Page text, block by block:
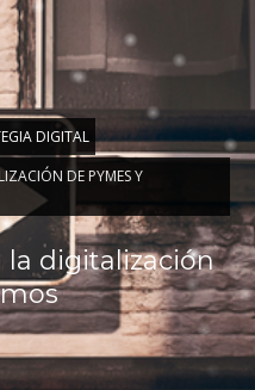
DIGITAL
DE PYMES Y
la digitalización